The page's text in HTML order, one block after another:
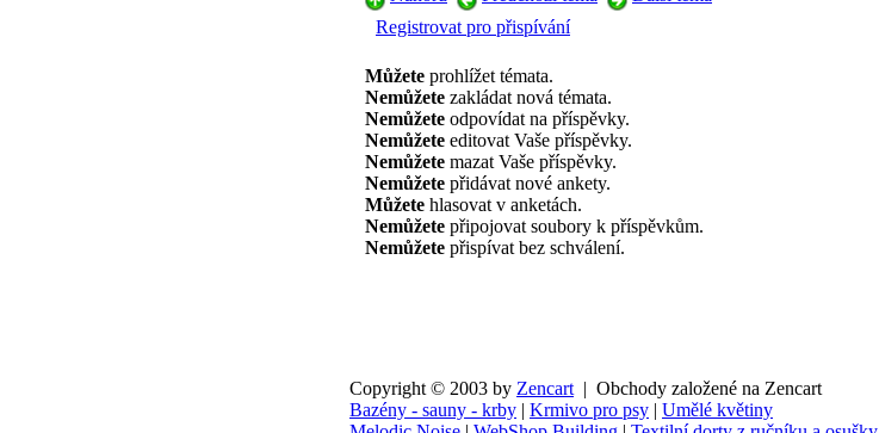
Registrovat pro přispívání
Můžete prohlížet témata.
Nemůžete zakládat nová témata.
Nemůžete odpovídat na příspěvky.
Nemůžete editovat Vaše příspěvky.
Nemůžete mazat Vaše příspěvky.
Nemůžete přidávat nové ankety.
Můžete hlasovat v anketách.
Nemůžete připojovat soubory k příspěvkům.
Nemůžete přispívat bez schválení.
Copyright © 2003 by Zencart | Obchody založené na Zencart
Bazény - sauny - krby | Krmivo pro psy | Umělé květiny